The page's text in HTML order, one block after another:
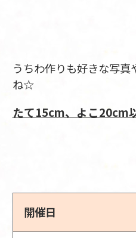
うちわ作りも好きな写
ね☆
たて15cm、よこ20cm
開催日